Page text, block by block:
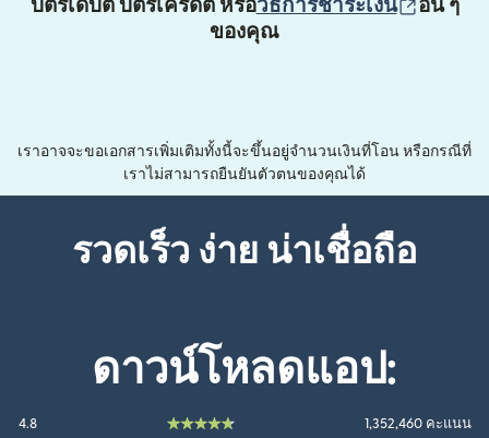
บัตรเดบิต บัตรเครดิต หรือวิธีการชำระเงิน (เปิดใ
อื่น ๆ
ของคุณ
เราอาจจะขอเอกสารเพิ่มเติมทั้งนี้จะขึ้นอยู่จำนวนเงินที่โอน หรือกรณีที่
เราไม่สามารถยืนยันตัวตนของคุณได้
รวดเร็ว ง่าย น่าเชื่อถือ
ดาวน์โหลดแอป:
4.8 1,352,460 คะแนน